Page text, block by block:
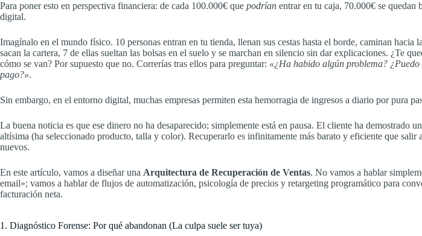
Para poner esto en perspectiva financiera: de cada 100.000€ que podrían entrar en tu caja, 70.000€ se quedan
digital.
Imagínalo en el mundo físico. 10 personas entran en tu tienda, llenan sus cestas hasta el borde, caminan hacia
sacan la cartera, 7 de ellas sueltan las bolsas en el suelo y se marchan en silencio sin dar explicaciones. ¿Te
cómo se van? Por supuesto que no. Correrías tras ellos para preguntar: «¿Ha habido algún problema?
pago?».
Sin embargo, en el entorno digital, muchas empresas permiten esta hemorragia de ingresos a diario por pura
La buena noticia es que ese dinero no ha desaparecido; simplemente está en pausa. El cliente ha demostrado
altísima (ha seleccionado producto, talla y color). Recuperarlo es infinitamente más barato y eficiente que salir
nuevos.
En este artículo, vamos a diseñar una Arquitectura de Recuperación de Ventas. No vamos a hablar
email»; vamos a hablar de flujos de automatización, psicología de precios y retargeting programático para
facturación neta.
1. Diagnóstico Forense: Por qué abandonan (La culpa suele ser tuya)